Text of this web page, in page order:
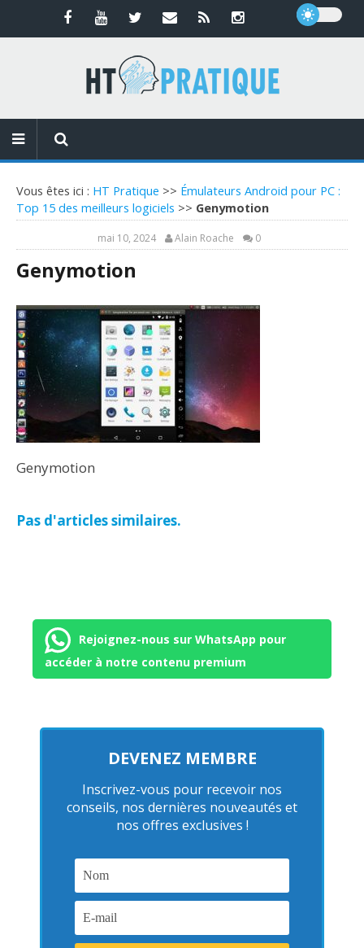
Vous êtes ici : HT Pratique >> Émulateurs Android pour PC :
Top 15 des meilleurs logiciels >> Genymotion
mai 10, 2024 Alain Roache 0
Genymotion
Genymotion
Pas d'articles similaires.
Rejoignez-nous sur WhatsApp pour
accéder à notre contenu premium
DEVENEZ MEMBRE
Inscrivez-vous pour recevoir nos
conseils, nos dernières nouveautés et
nos offres exclusives !